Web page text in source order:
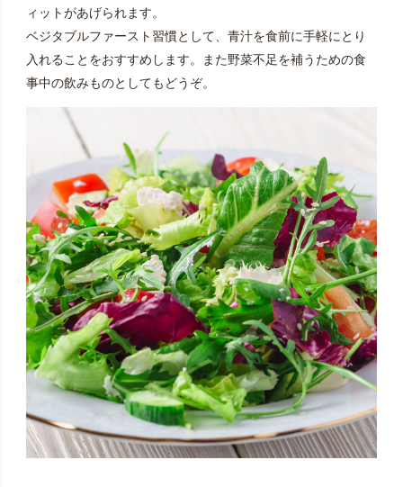
ィットがあげられます。
ベジタブルファースト習慣として、青汁を食前に手軽にとり
入れることをおすすめします。また野菜不足を補うための食
事中の飲みものとしてもどうぞ。